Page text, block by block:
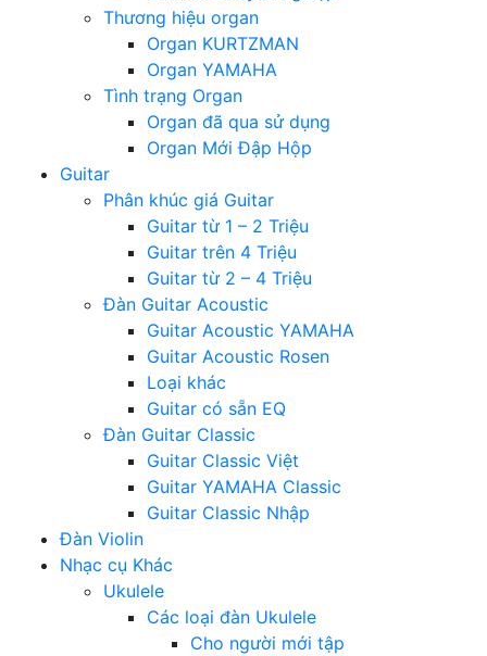
Thương hiệu organ
Organ KURTZMAN
Organ YAMAHA
Tình trạng Organ
Organ đã qua sử dụng
Organ Mới Đập Hộp
Guitar
Phân khúc giá Guitar
Guitar từ 1 – 2 Triệu
Guitar trên 4 Triệu
Guitar từ 2 – 4 Triệu
Đàn Guitar Acoustic
Guitar Acoustic YAMAHA
Guitar Acoustic Rosen
Loại khác
Guitar có sẵn EQ
Đàn Guitar Classic
Guitar Classic Việt
Guitar YAMAHA Classic
Guitar Classic Nhập
Đàn Violin
Nhạc cụ Khác
Ukulele
Các loại đàn Ukulele
Cho người mới tập